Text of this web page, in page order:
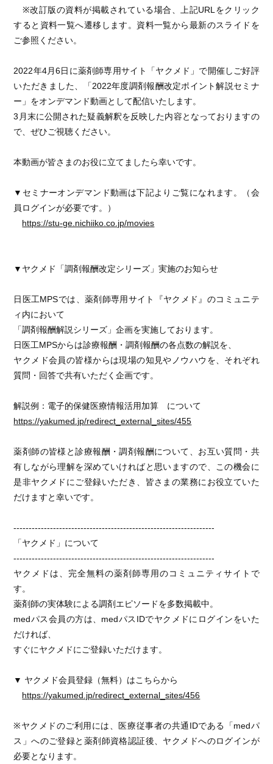
※改訂版の資料が掲載されている場合、上記URLをクリック
すると資料一覧へ遷移します。資料一覧から最新のスライドを
ご参照ください。
2022年4月6日に薬剤師専用サイト「ヤクメド」で開催しご好評
いただきました、「2022年度調剤報酬改定ポイント解説セミナ
ー」をオンデマンド動画として配信いたします。
3月末に公開された疑義解釈を反映した内容となっておりますの
で、ぜひご視聴ください。
本動画が皆さまのお役に立てましたら幸いです。
▼セミナーオンデマンド動画は下記よりご覧になれます。（会
員ログインが必要です。）
https://stu-ge.nichiiko.co.jp/movies
▼ヤクメド「調剤報酬改定シリーズ」実施のお知らせ
日医工MPSでは、薬剤師専用サイト『ヤクメド』のコミュニテ
ィ内において
「調剤報酬解説シリーズ」企画を実施しております。
日医工MPSからは診療報酬・調剤報酬の各点数の解説を、
ヤクメド会員の皆様からは現場の知見やノウハウを、それぞれ
質問・回答で共有いただく企画です。
解説例：電子的保健医療情報活用加算 について
https://yakumed.jp/redirect_external_sites/455
薬剤師の皆様と診療報酬・調剤報酬について、お互い質問・共
有しながら理解を深めていければと思いますので、この機会に
是非ヤクメドにご登録いただき、皆さまの業務にお役立ていた
だけますと幸いです。
------------------------------------------------------------------
「ヤクメド」について
------------------------------------------------------------------
ヤクメドは、完全無料の薬剤師専用のコミュニティサイトで
す。
薬剤師の実体験による調剤エピソードを多数掲載中。
medパス会員の方は、medパスIDでヤクメドにログインをいた
だければ、
すぐにヤクメドにご登録いただけます。
▼ ヤクメド会員登録（無料）はこちらから
https://yakumed.jp/redirect_external_sites/456
※ヤクメドのご利用には、医療従事者の共通IDである「medパ
ス」へのご登録と薬剤師資格認証後、ヤクメドへのログインが
必要となります。